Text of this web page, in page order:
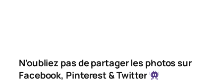
N’oubliez pas de partager les photos sur
Facebook, Pinterest & Twitter